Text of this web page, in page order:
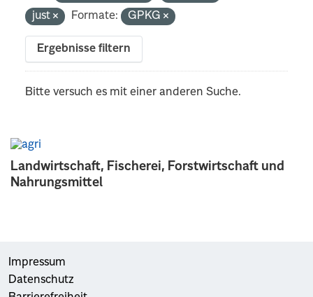
Landwirtschaft, Fischerei, Forstwirtschaft und
Nahrungsmittel
just
Formate: GPKG
Ergebnisse filtern
Bitte versuch es mit einer anderen Suche.
Impressum
Datenschutz